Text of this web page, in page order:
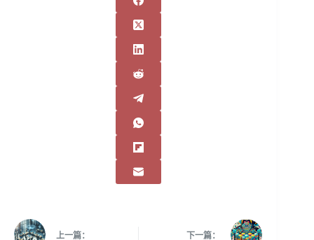
上一篇： 下一篇：